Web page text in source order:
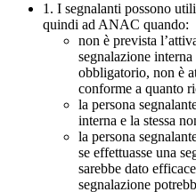
1. I segnalanti possono
quindi ad ANAC quando:
non è prevista
segnalazione
obbligatorio, non è
conforme a quanto
la persona
interna e la stessa
la persona
se effettuasse una
sarebbe dato
segnalazione